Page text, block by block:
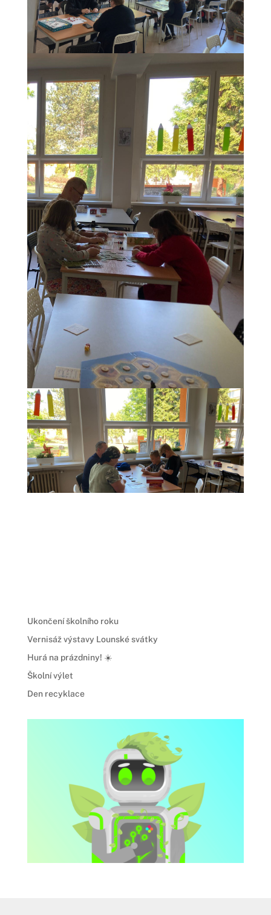
Ukončení školního roku
Vernisáž výstavy Lounské svátky
Hurá na prázdniny! ☀️
Školní výlet
Den recyklace